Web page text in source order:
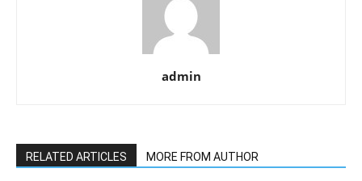
admin
RELATED ARTICLES MORE FROM AUTHOR